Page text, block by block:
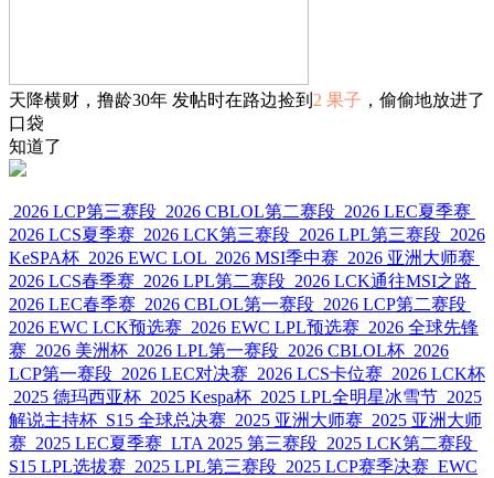
天降横财，撸龄30年 发帖时在路边捡到 2 果子 ，偷偷地放进了
口袋
知道了
2026 LCP第三赛段 2026 CBLOL第二赛段 2026 LEC夏季赛
2026 LCS夏季赛 2026 LCK第三赛段 2026 LPL第三赛段 2026
KeSPA杯 2026 EWC LOL 2026 MSI季中赛 2026 亚洲大师赛
2026 LCS春季赛 2026 LPL第二赛段 2026 LCK通往MSI之路
2026 LEC春季赛 2026 CBLOL第一赛段 2026 LCP第二赛段
2026 EWC LCK预选赛 2026 EWC LPL预选赛 2026 全球先锋
赛 2026 美洲杯 2026 LPL第一赛段 2026 CBLOL杯 2026
LCP第一赛段 2026 LEC对决赛 2026 LCS卡位赛 2026 LCK杯
2025 德玛西亚杯 2025 Kespa杯 2025 LPL全明星冰雪节 2025
解说主持杯 S15 全球总决赛 2025 亚洲大师赛 2025 亚洲大师
赛 2025 LEC夏季赛 LTA 2025 第三赛段 2025 LCK第二赛段
S15 LPL选拔赛 2025 LPL第三赛段 2025 LCP赛季决赛 EWC